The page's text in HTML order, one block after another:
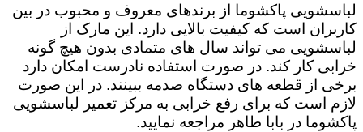
لباسشویی پاکشوما از برندهای معروف و محبوب در بین
کاربران است که کیفیت بالایی دارد. این مارک از
لباسشویی می تواند سال های متمادی بدون هیچ گونه
خرابی کار کند. در صورت استفاده نادرست امکان دارد
برخی از قطعه های دستگاه صدمه ببینند. در این صورت
لازم است که برای رفع خرابی به مرکز تعمیر لباسشویی
پاکشوما در بابا طاهر مراجعه نمایید.